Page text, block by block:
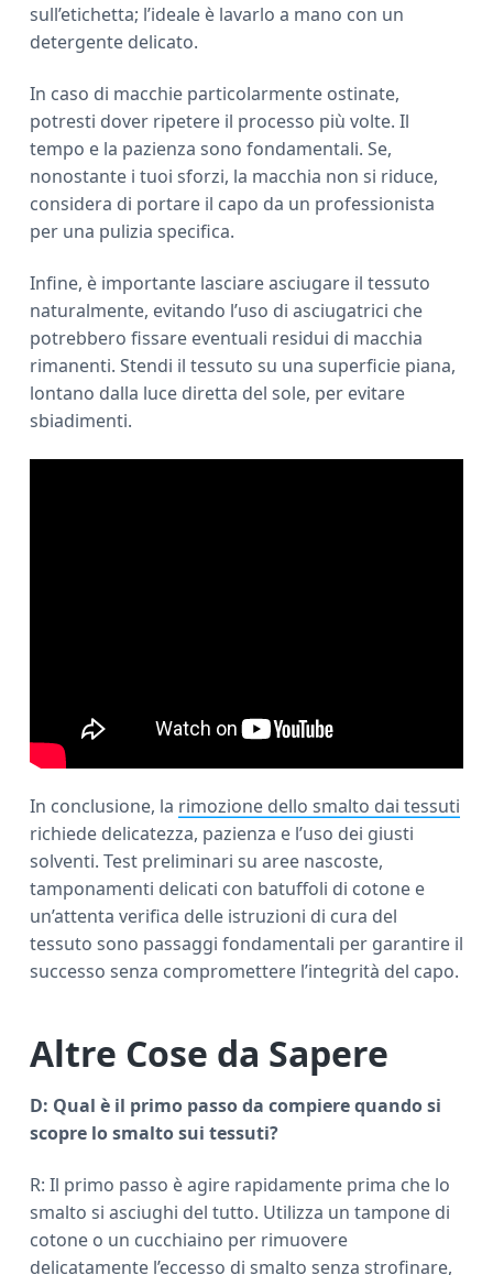
sull’etichetta; l’ideale è lavarlo a mano con un
detergente delicato.
In caso di macchie particolarmente ostinate,
potresti dover ripetere il processo più volte. Il
tempo e la pazienza sono fondamentali. Se,
nonostante i tuoi sforzi, la macchia non si riduce,
considera di portare il capo da un professionista
per una pulizia specifica.
Infine, è importante lasciare asciugare il tessuto
naturalmente, evitando l’uso di asciugatrici che
potrebbero fissare eventuali residui di macchia
rimanenti. Stendi il tessuto su una superficie piana,
lontano dalla luce diretta del sole, per evitare
sbiadimenti.
In conclusione, la rimozione dello smalto dai tessuti
richiede delicatezza, pazienza e l’uso dei giusti
solventi. Test preliminari su aree nascoste,
tamponamenti delicati con batuffoli di cotone e
un’attenta verifica delle istruzioni di cura del
tessuto sono passaggi fondamentali per garantire il
successo senza compromettere l’integrità del capo.
Altre Cose da Sapere
D: Qual è il primo passo da compiere quando si
scopre lo smalto sui tessuti?
R: Il primo passo è agire rapidamente prima che lo
smalto si asciughi del tutto. Utilizza un tampone di
cotone o un cucchiaino per rimuovere
delicatamente l’eccesso di smalto senza strofinare,